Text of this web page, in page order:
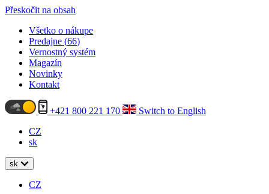
Přeskočit na obsah
Všetko o nákupe
Predajne (66)
Vernostný systém
Magazín
Novinky
Kontakt
+421 800 221 170
Switch to English
CZ
sk
sk
CZ